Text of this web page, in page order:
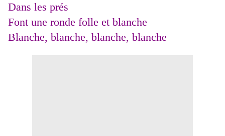
Dans les prés
Font une ronde folle et blanche
Blanche, blanche, blanche, blanche